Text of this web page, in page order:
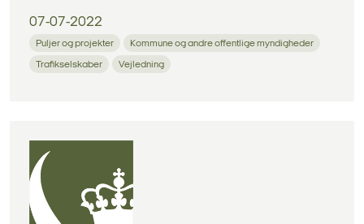
07-07-2022
Puljer og projekter Kommune og andre offentlige myndigheder
Trafikselskaber Vejledning